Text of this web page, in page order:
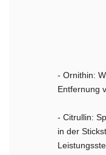
- Ornithin:
Entfernung
- Citrullin:
in der